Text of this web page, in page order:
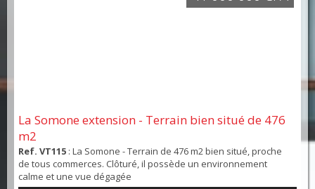
La Somone extension - Terrain bien situé de 476
m2
Ref. VT115 : La Somone - Terrain de 476 m2 bien situé, proche
de tous commerces. Clôturé, il possède un environnement
calme et une vue dégagée